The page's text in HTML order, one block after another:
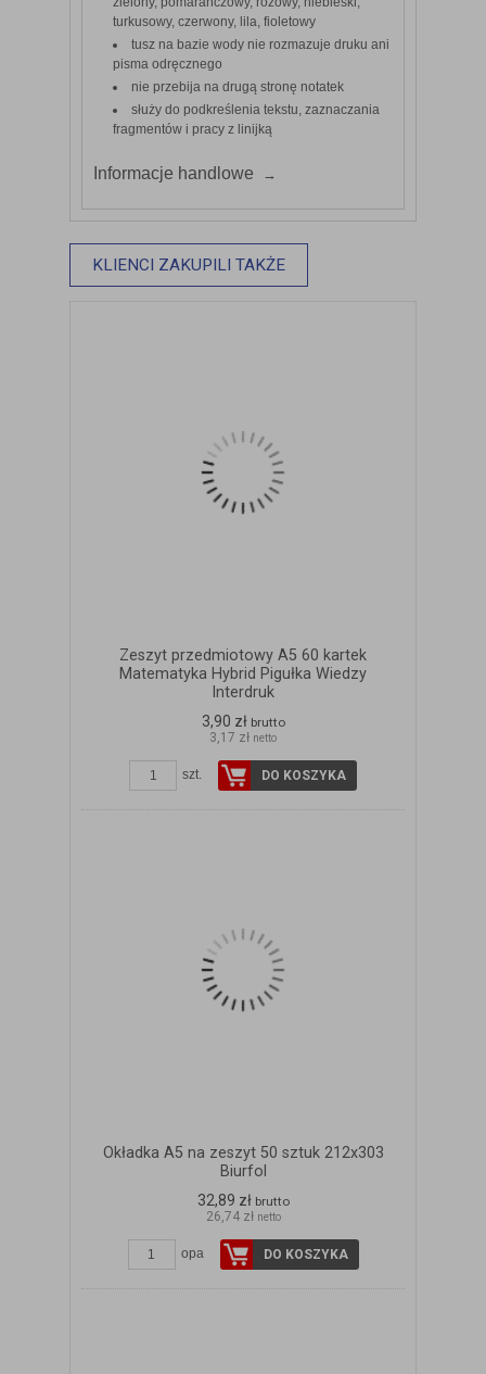
turkusowy, czerwony, lila, fioletowy
tusz na bazie wody nie rozmazuje druku ani
pisma odręcznego
nie przebija na drugą stronę notatek
służy do podkreślenia tekstu, zaznaczania
fragmentów i pracy z linijką
Informacje handlowe
KLIENCI ZAKUPILI TAKŻE
Zeszyt przedmiotowy A5 60 kartek
Matematyka Hybrid Pigułka Wiedzy
Interdruk
3,90 zł brutto
3,17 zł netto
szt. DO KOSZYKA
Okładka A5 na zeszyt 50 sztuk 212x303
Biurfol
32,89 zł brutto
26,74 zł netto
opa DO KOSZYKA